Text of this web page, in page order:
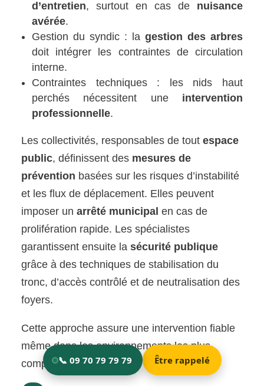
d’entretien, surtout en cas de nuisance
avérée.
Gestion du syndic : la gestion des arbres
doit intégrer les contraintes de circulation
interne.
Contraintes techniques : les nids haut
perchés nécessitent une intervention
professionnelle.
Les collectivités, responsables de toutespace
public, définissent des mesures de
prévention basées sur les risques d’instabilité
et les flux de déplacement. Elles peuvent
imposer unarrêté municipal en cas de
prolifération rapide. Les spécialistes
garantissent ensuite lasécurité publique
grâce à des techniques de stabilisation du
tronc, d’accès contrôlé et de neutralisation des
foyers.
Cette approche assure une intervention fiable
même dans les environnements les plus
complexes.